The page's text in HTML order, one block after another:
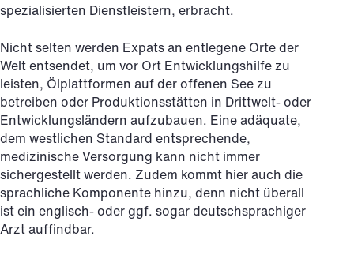
spezialisierten Dienstleistern, erbracht.
Nicht selten werden Expats an entlegene Orte der
Welt entsendet, um vor Ort Entwicklungshilfe zu
leisten, Ölplattformen auf der offenen See zu
betreiben oder Produktionsstätten in Drittwelt- oder
Entwicklungsländern aufzubauen. Eine adäquate,
dem westlichen Standard entsprechende,
medizinische Versorgung kann nicht immer
sichergestellt werden. Zudem kommt hier auch die
sprachliche Komponente hinzu, denn nicht überall
ist ein englisch- oder ggf. sogar deutschsprachiger
Arzt auffindbar.